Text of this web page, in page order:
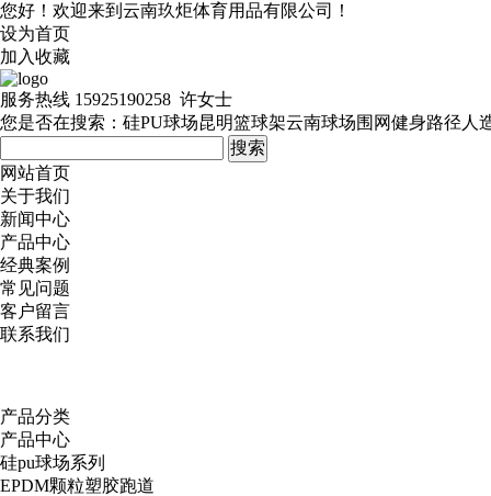
您好！欢迎来到云南玖炬体育用品有限公司！
设为首页
加入收藏
服务热线 15925190258 许女士
您是否在搜索： 硅PU球场昆明篮球架云南球场围网健身路径 人
网站首页
关于我们
新闻中心
产品中心
经典案例
常见问题
客户留言
联系我们
产品分类
产品中心
硅pu球场系列
EPDM颗粒塑胶跑道